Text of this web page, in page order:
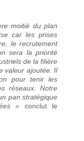
moitié du plan
car les prises
le recrutement
sera la priorité
de la filière
valeur ajoutée. Il
pour tenir les
réseaux. Notre
pan stratégique
» conclut le